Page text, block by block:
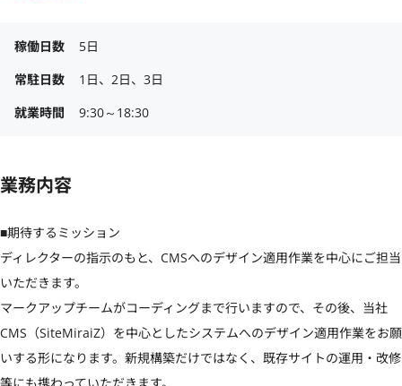
稼働日数
5日
常駐日数
1日、2日、3日
就業時間
9:30～18:30
業務内容
■期待するミッション
ディレクターの指示のもと、CMSへのデザイン適用作業を中心にご担当
いただきます。
マークアップチームがコーディングまで行いますので、その後、当社
CMS（SiteMiraiZ）を中心としたシステムへのデザイン適用作業をお願
いする形になります。新規構築だけではなく、既存サイトの運用・改修